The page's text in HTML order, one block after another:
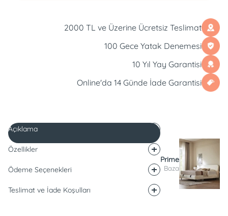
2000 TL ve Üzerine Ücretsiz Teslimat
100 Gece Yatak Denemesi
10 Yıl Yay Garantisi
Online'da 14 Günde İade Garantisi
Açıklama
Özellikler
Ödeme Seçenekleri
Teslimat ve İade Koşulları
Prime
Baza